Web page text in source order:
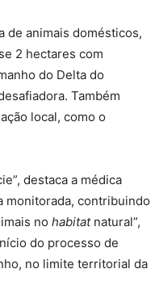
de animais domésticos,
2 hectares com
do Delta do
Também
local, como o
destaca a médica
monitorada, contribuindo
no habitatnatural”,
do processo de
no limite territorial da